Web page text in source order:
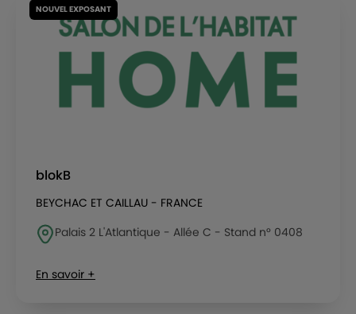
NOUVEL EXPOSANT
blokB
BEYCHAC ET CAILLAU - FRANCE
Palais 2 L'Atlantique - Allée C - Stand n° 0408
En savoir +